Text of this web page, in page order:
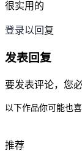
很实用的
登录以回复
发表回复
要发表评论，您
以下作品你可能也喜
推荐